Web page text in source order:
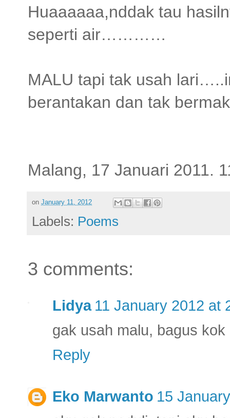
Huaaaaaa,nddak tau
seperti air…………
MALU tapi tak usah
berantakan dan tak
Malang, 17 Januari 2011.
on January 11, 2012
Labels: Poems
3 comments:
Lidya 11 January 2012 at
gak usah malu, bagus
Reply
Eko Marwanto 15